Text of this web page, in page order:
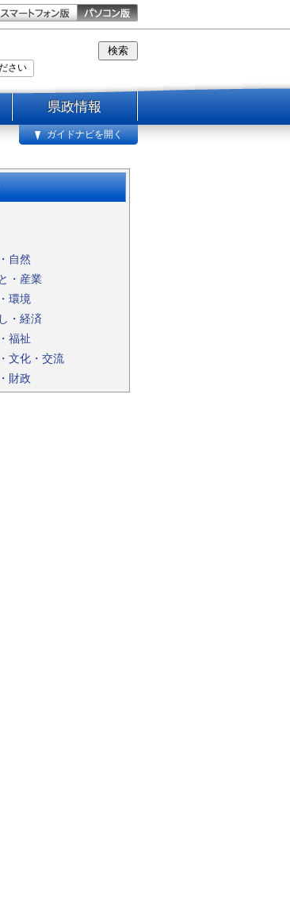
県政情報
ガイドナビを開く
自然
・産業
環境
・経済
福祉
文化・交流
財政